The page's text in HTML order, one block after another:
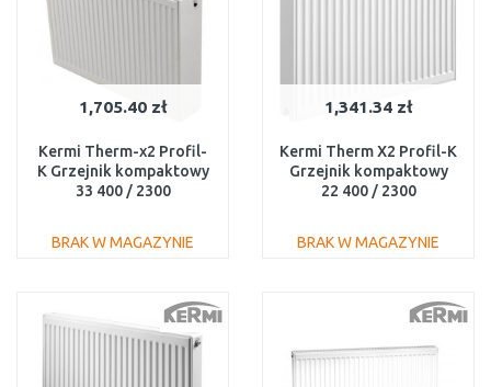
1,705.40 zł
Kermi Therm-x2 Profil-
K Grzejnik kompaktowy
33 400 / 2300
BRAK W MAGAZYNIE
Do porównania
1,341.34 zł
Kermi Therm X2 Profil-K
Grzejnik kompaktowy
22 400 / 2300
BRAK W MAGAZYNIE
Do porównania